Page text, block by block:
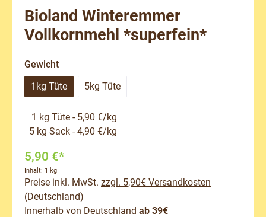
Bioland Winteremmer
Vollkornmehl *superfein*
Gewichtauswählen
1kg Tüte 5kg Tüte
1 kg Tüte - 5,90 €/kg
5 kg Sack - 4,90 €/kg
5,90 €*
Inhalt: 1 kg
Preise inkl. MwSt. zzgl. 5,90€ Versandkosten
(Deutschland)
Innerhalb von Deutschland ab 39€